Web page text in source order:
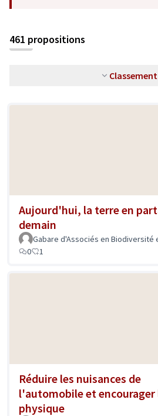
461 propositions
Aujourd'hui, la terre en
demain
Gabare d'Associés en Biodiversité
0
1
Réduire les nuisances de
l'automobile et encourager
physique